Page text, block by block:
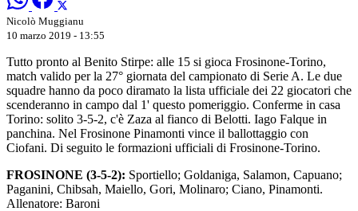
Nicolò Muggianu
10 marzo 2019 - 13:55
Tutto pronto al Benito Stirpe: alle 15 si gioca Frosinone-Torino,
match valido per la 27° giornata del campionato di Serie A. Le due
squadre hanno da poco diramato la lista ufficiale dei 22 giocatori che
scenderanno in campo dal 1' questo pomeriggio. Conferme in casa
Torino: solito 3-5-2, c'è Zaza al fianco di Belotti. Iago Falque in
panchina. Nel Frosinone Pinamonti vince il ballottaggio con
Ciofani. Di seguito le formazioni ufficiali di Frosinone-Torino.
FROSINONE (3-5-2): Sportiello; Goldaniga, Salamon, Capuano;
Paganini, Chibsah, Maiello, Gori, Molinaro; Ciano, Pinamonti.
Allenatore: Baroni